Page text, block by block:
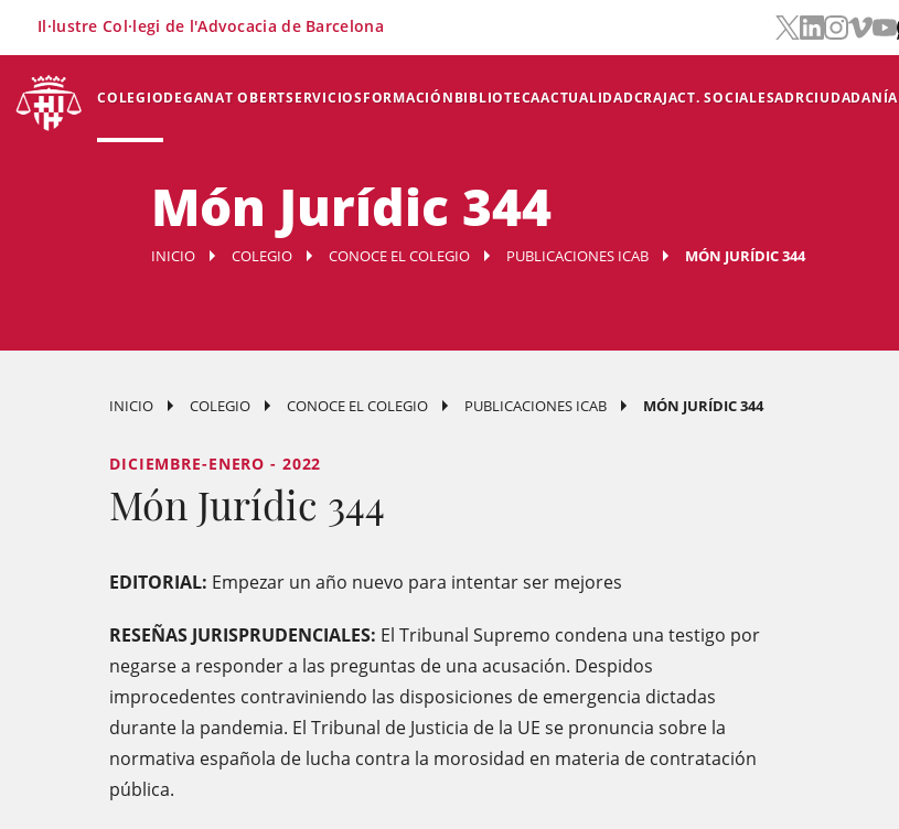
COLEGIODEGANAT OBERTSERVICIOSFORMACIÓNBIBLIOTECAACTUALIDADCRAJACT. SOCIALESADRCIUDADANÍA
Il·lustre Col·legi de l'Advocacia de Barcelona
Món Jurídic 344
INICIO COLEGIO CONOCE EL COLEGIO PUBLICACIONES ICAB MÓN JURÍDIC 344
INICIO COLEGIO CONOCE EL COLEGIO PUBLICACIONES ICAB MÓN JURÍDIC 344
DICIEMBRE-ENERO - 2022
Món Jurídic 344
EDITORIAL: Empezar un año nuevo para intentar ser mejores
RESEÑAS JURISPRUDENCIALES: El Tribunal Supremo condena una testigo por
negarse a responder a las preguntas de una acusación. Despidos
improcedentes contraviniendo las disposiciones de emergencia dictadas
durante la pandemia. El Tribunal de Justicia de la UE se pronuncia sobre la
normativa española de lucha contra la morosidad en materia de contratación
pública.